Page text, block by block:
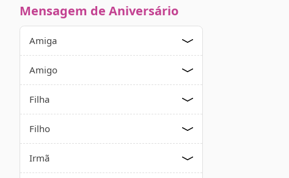
Mensagem de Aniversário
Amiga
Amigo
Filha
Filho
Irmã